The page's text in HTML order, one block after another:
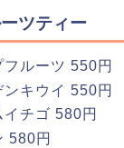
ツティー
ルーツ 550円
キウイ 550円
イチゴ 580円
580円